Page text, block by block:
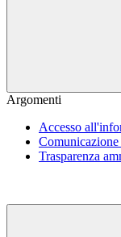
Argomenti
Accesso
Trasparenza